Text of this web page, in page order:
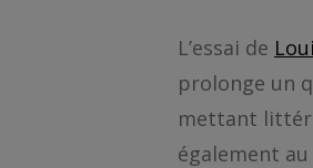
L’essai de
prolonge un
mettant
également